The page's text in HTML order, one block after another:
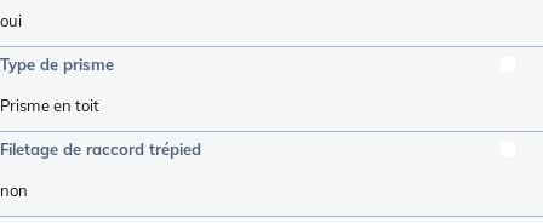
oui
Type de prisme
Prisme en toit
Filetage de raccord trépied
non